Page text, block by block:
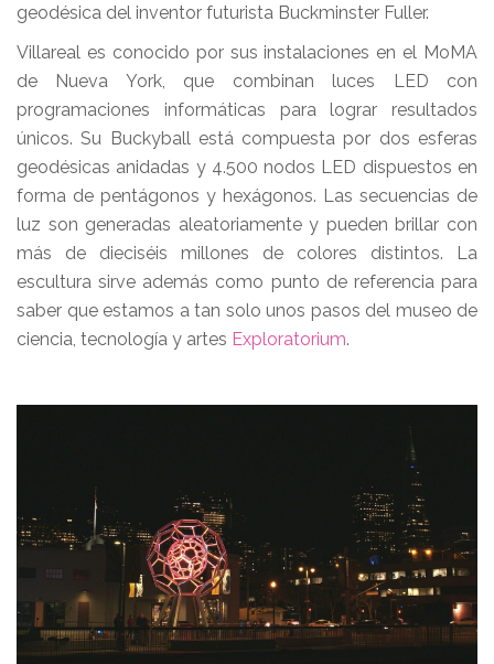
geodésica del inventor futurista Buckminster Fuller.
Villareal es conocido por sus instalaciones en el MoMA
de Nueva York, que combinan luces LED con
programaciones informáticas para lograr resultados
únicos. Su Buckyball está compuesta por dos esferas
geodésicas anidadas y 4.500 nodos LED dispuestos en
forma de pentágonos y hexágonos. Las secuencias de
luz son generadas aleatoriamente y pueden brillar con
más de dieciséis millones de colores distintos. La
escultura sirve además como punto de referencia para
saber que estamos a tan solo unos pasos del museo de
ciencia, tecnología y artes Exploratorium.